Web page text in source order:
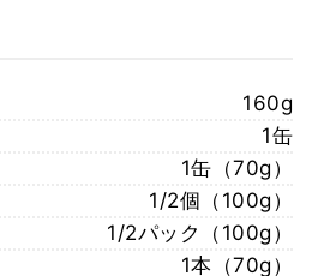
160g
1缶
1缶（70g）
1/2個（100g）
1/2パック（100g）
1本（70g）